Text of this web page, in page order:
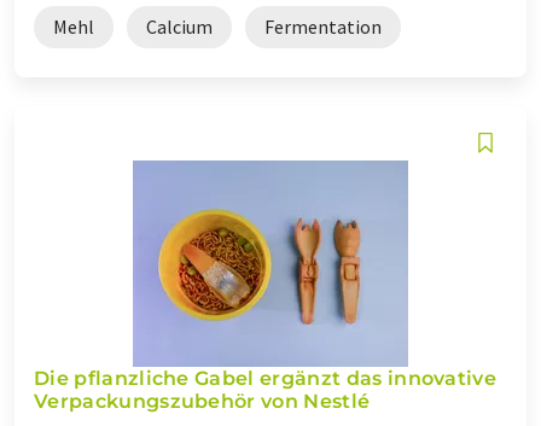
Mehl Calcium Fermentation
Die pflanzliche Gabel ergänzt das innovative
Verpackungszubehör von Nestlé